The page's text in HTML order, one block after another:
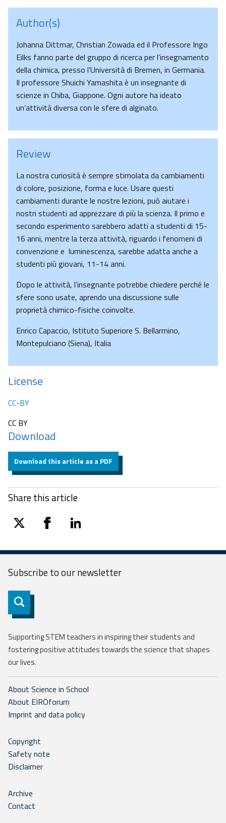
Author(s)
Johanna Dittmar, Christian Zowada ed il Professore Ingo
Eilks fanno parte del gruppo di ricerca per l’insegnamento
della chimica, presso l’Università di Bremen, in Germania.
Il professore Shuichi Yamashita è un insegnante di
scienze in Chiba, Giappone. Ogni autore ha ideato
un’attività diversa con le sfere di alginato.
Review
La nostra curiosità è sempre stimolata da cambiamenti
di colore, posizione, forma e luce. Usare questi
cambiamenti durante le nostre lezioni, può aiutare i
nostri studenti ad apprezzare di più la scienza. Il primo e
secondo esperimento sarebbero adatti a studenti di 15-
16 anni, mentre la terza attività, riguardo i fenomeni di
convenzione e luminescenza, sarebbe adatta anche a
studenti più giovani, 11-14 anni.
Dopo le attività, l’insegnante potrebbe chiedere perché le
sfere sono usate, aprendo una discussione sulle
proprietà chimico-fisiche coinvolte.
Enrico Capaccio, Istituto Superiore S. Bellarmino,
Montepulciano (Siena), Italia
License
CC-BY
CC BY
Download
Download this article as a PDF
Share this article
twitter facebooklinkedin
Subscribe to ournewsletter
Subscribe
Supporting STEM teachers in inspiring their students and
fostering positive attitudes towards the science that shapes
our lives.
About Science in School
About EIROforum
Imprint and data policy
Copyright
Safety note
Disclaimer
Archive
Contact